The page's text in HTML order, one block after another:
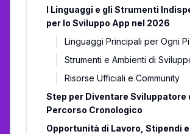
I Linguaggi e gli Strumenti
per lo Sviluppo App nel 2026
Linguaggi Principali per Ogni
Strumenti e Ambienti di
Risorse Ufficiali e Community
Step per Diventare Sviluppatore
Percorso Cronologico
Opportunità di Lavoro, Stipendi